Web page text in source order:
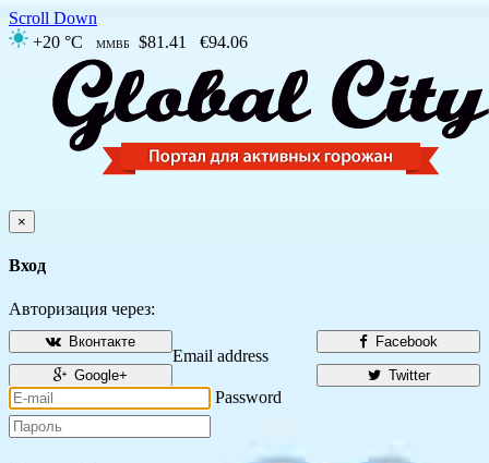
Scroll Down
+20 °C
ММВБ $81.41 €94.06
×
Вход
Авторизация через:
Facebook
Вконтакте
Twitter
Google+
Email address
Password